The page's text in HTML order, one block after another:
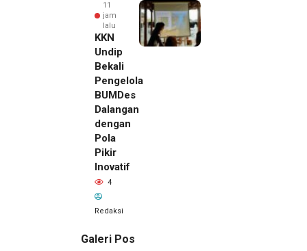
11
jam
lalu
KKN
Undip
Bekali
Pengelola
BUMDes
Dalangan
dengan
Pola
Pikir
Inovatif
4
Redaksi
Galeri Pos